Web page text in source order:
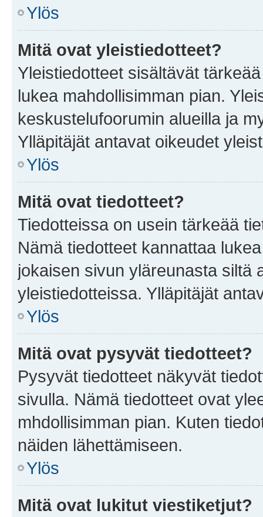
Ylös
Mitä ovat yleistiedotteet?
Yleistiedotteet sisältävät
lukea mahdollisimman pian.
keskustelufoorumin alueilla ja
Ylläpitäjät antavat oikeudet
Ylös
Mitä ovat tiedotteet?
Tiedotteissa on usein tärkeää
Nämä tiedotteet kannattaa
jokaisen sivun yläreunasta siltä
yleistiedotteissa. Ylläpitäjät
Ylös
Mitä ovat pysyvät tiedotteet?
Pysyvät tiedotteet näkyvät
sivulla. Nämä tiedotteet ovat
mhdollisimman pian. Kuten
näiden lähettämiseen.
Ylös
Mitä ovat lukitut viestiketjut?